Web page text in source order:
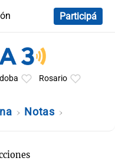
Participá
Rosario
Notas